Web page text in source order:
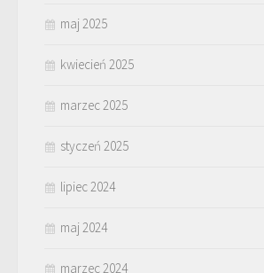
maj 2025
kwiecień 2025
marzec 2025
styczeń 2025
lipiec 2024
maj 2024
marzec 2024